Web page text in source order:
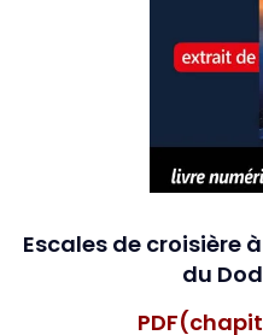
Escales de croisière
du